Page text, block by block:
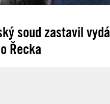
soud zastavil
Řecka